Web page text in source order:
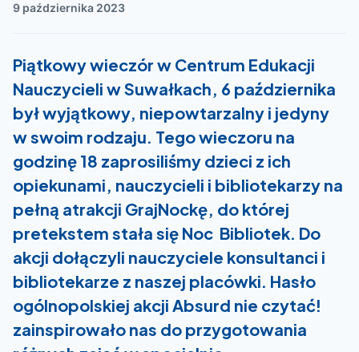
9 października 2023
Piątkowy wieczór w Centrum Edukacji
Nauczycieli w Suwałkach, 6 października
był wyjątkowy, niepowtarzalny i jedyny
w swoim rodzaju. Tego wieczoru na
godzinę 18 zaprosiliśmy dzieci z ich
opiekunami, nauczycieli i bibliotekarzy na
pełną atrakcji GrajNockę, do której
pretekstem stała się Noc Bibliotek. Do
akcji dołączyli nauczyciele konsultanci i
bibliotekarze z naszej placówki. Hasło
ogólnopolskiej akcji Absurd nie czytać!
zainspirowało nas do przygotowania